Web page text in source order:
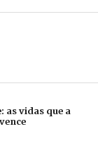
as vidas que a